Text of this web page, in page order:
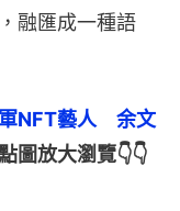
融匯成一種語
NFT藝人　余文
圖放大瀏覽👇👇